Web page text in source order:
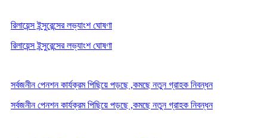
রিলায়েন্স ইন্সুরেন্সের লভ্যাংশ ঘোষণা
রিলায়েন্স ইন্সুরেন্সের লভ্যাংশ ঘোষণা
সর্বজনীন পেনশন কার্যক্রম পিছিয়ে পড়ছে ,কমছে নতুন গ্রাহক নিবন্ধন
সর্বজনীন পেনশন কার্যক্রম পিছিয়ে পড়ছে ,কমছে নতুন গ্রাহক নিবন্ধন